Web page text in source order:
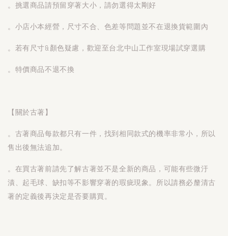
。挑選商品請預留穿著大小，請勿選得太剛好
。小店小本經營，尺寸不合、色差等問題並不在退換貨範圍內
。若有尺寸&顏色疑慮，歡迎至台北中山工作室現場試穿選購
。特價商品不退不換
【關於古著】
。古著商品每款都只有一件，找到相同款式的機率非常小，所以
售出後無法追加。
。在買古著前請先了解古著並不是全新的商品，可能有些微汙
漬、起毛球、缺扣等不影響穿著的瑕疵現象。所以請務必釐清古
著的定義後再決定是否要購買。